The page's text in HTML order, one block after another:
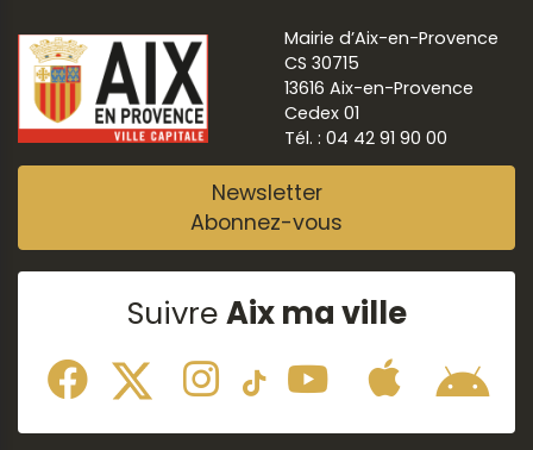
Mairie d’Aix-en-Provence
CS 30715
13616 Aix-en-Provence
Cedex 01
Tél. : 04 42 91 90 00
Newsletter
Abonnez-vous
SuivreAix ma ville